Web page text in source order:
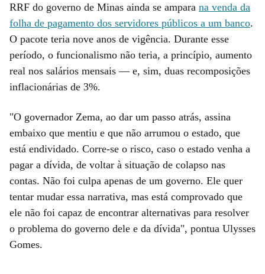
RRF do governo de Minas ainda se ampara na venda da
folha de pagamento dos servidores públicos a um banco.
O pacote teria nove anos de vigência. Durante esse
período, o funcionalismo não teria, a princípio, aumento
real nos salários mensais — e, sim, duas recomposições
inflacionárias de 3%.
"O governador Zema, ao dar um passo atrás, assina
embaixo que mentiu e que não arrumou o estado, que
está endividado. Corre-se o risco, caso o estado venha a
pagar a dívida, de voltar à situação de colapso nas
contas. Não foi culpa apenas de um governo. Ele quer
tentar mudar essa narrativa, mas está comprovado que
ele não foi capaz de encontrar alternativas para resolver
o problema do governo dele e da dívida", pontua Ulysses
Gomes.